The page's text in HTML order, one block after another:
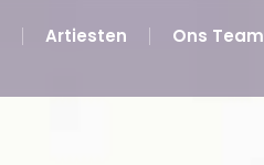
Artiesten Ons Team